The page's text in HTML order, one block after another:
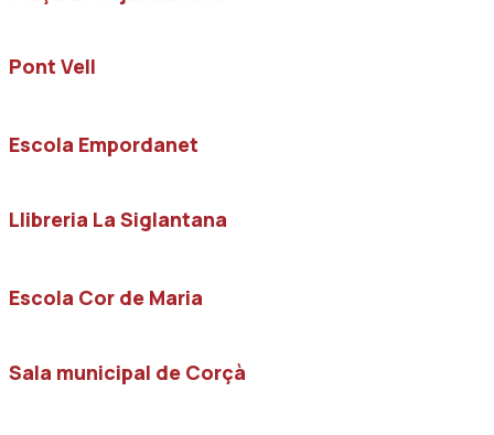
Pont Vell
Escola Empordanet
Llibreria La Siglantana
Escola Cor de Maria
Sala municipal de Corçà